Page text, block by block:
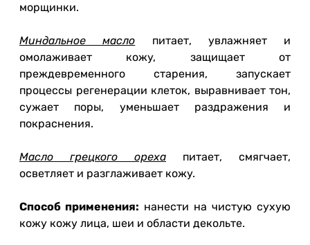
морщинки.
Миндальное масло питает, увлажняет и
омолаживает кожу, защищает от
преждевременного старения, запускает
процессы регенерации клеток, выравнивает тон,
сужает поры, уменьшает раздражения и
покраснения.
Масло грецкого ореха питает, смягчает,
осветляет и разглаживает кожу.
Способ применения: нанести на чистую сухую
кожу кожу лица, шеи и области декольте.